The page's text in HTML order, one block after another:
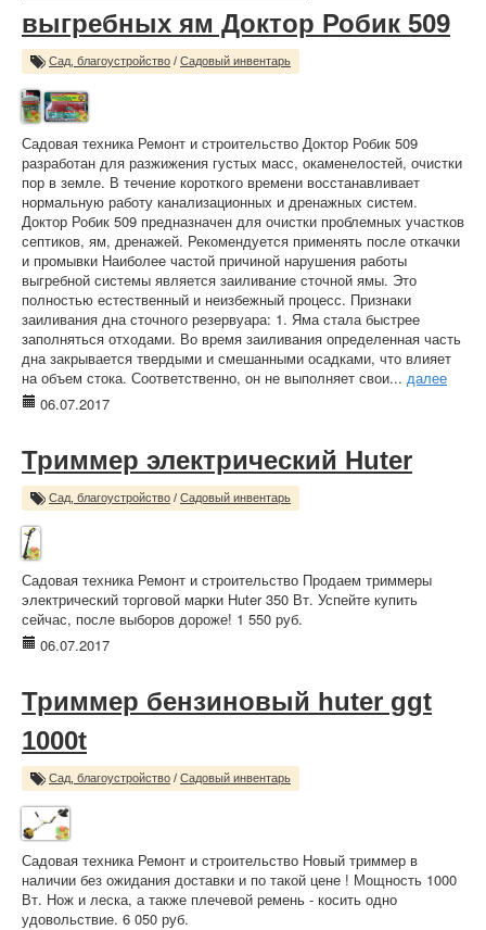
выгребных ям Доктор Робик 509
Сад, благоустройство / Садовый инвентарь
Садовая техника Ремонт и строительство Доктор Робик 509
разработан для разжижения густых масс, окаменелостей, очистки
пор в земле. В течение короткого времени восстанавливает
нормальную работу канализационных и дренажных систем.
Доктор Робик 509 предназначен для очистки проблемных участков
септиков, ям, дренажей. Рекомендуется применять после откачки
и промывки Наиболее частой причиной нарушения работы
выгребной системы является заиливание сточной ямы. Это
полностью естественный и неизбежный процесс. Признаки
заиливания дна сточного резервуара: 1. Яма стала быстрее
заполняться отходами. Во время заиливания определенная часть
дна закрывается твердыми и смешанными осадками, что влияет
на объем стока. Соответственно, он не выполняет свои... далее
06.07.2017
Триммер электрический Huter
Сад, благоустройство / Садовый инвентарь
Садовая техника Ремонт и строительство Продаем триммеры
электрический торговой марки Huter 350 Вт. Успейте купить
сейчас, после выборов дороже! 1 550 руб.
06.07.2017
Триммер бензиновый huter ggt
1000t
Сад, благоустройство / Садовый инвентарь
Садовая техника Ремонт и строительство Новый триммер в
наличии без ожидания доставки и по такой цене ! Мощность 1000
Вт. Нож и леска, а также плечевой ремень - косить одно
удовольствие. 6 050 руб.